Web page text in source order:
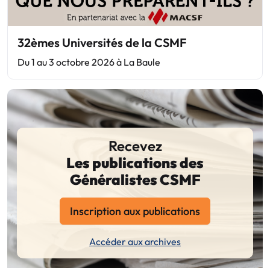
32èmes Universités de la CSMF
Du 1 au 3 octobre 2026 à La Baule
Recevez
Les publications des
Généralistes CSMF
Inscription aux publications
Accéder aux archives